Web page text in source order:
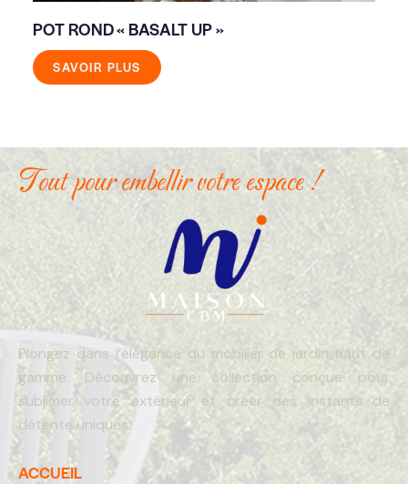
POT ROND « BASALT UP »
SAVOIR PLUS
Tout pour embellir votre espace !
Plongez dans l’élégance du mobilier de jardin haut de
gamme. Découvrez une collection conçue pour
sublimer votre extérieur et créer des instants de
détente uniques.
ACCUEIL